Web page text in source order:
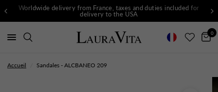
Worldwide delivery from France, taxes and duties included for
delivery to the USA
0
Accueil Sandales - ALCBANEO 209